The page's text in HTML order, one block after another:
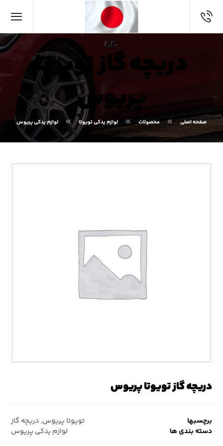
دریچه گاز تویوتا
پریوس
صفحه اصلی محصولات لوازم یدکی تویوتا لوازم یدکی پریوس
دریچه گاز تویوتا پریوس
برچسبها تویوتا پریوس, دریچه گاز
دسته بندی ها
لوازم یدکی پریوس